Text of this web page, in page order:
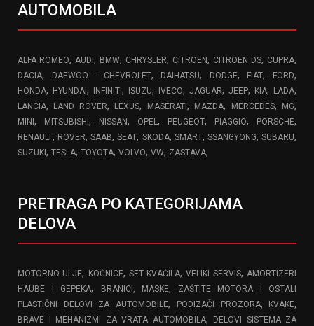
AUTOMOBILA
ALFA ROMEO, AUDI, BMW, CHRYSLER, CITROEN, CITROEN DS, CUPRA,
DACIA, DAEWOO - CHEVROLET, DAIHATSU, DODGE, FIAT, FORD,
HONDA, HYUNDAI, INFINITI, ISUZU, IVECO, JAGUAR, JEEP, KIA, LADA,
LANCIA, LAND ROVER, LEXUS, MASERATI, MAZDA, MERCEDES, MG,
MINI, MITSUBISHI, NISSAN, OPEL , PEUGEOT, PIAGGIO, PORSCHE,
RENAULT, ROVER,SAAB,SEAT, SKODA, SMART, SSANGYONG,SUBARU,
SUZUKI, TESLA, TOYOTA, VOLVO, VW, ZASTAVA,
PRETRAGA PO KATEGORIJAMA
DELOVA
MOTORNO ULJE, KOČNICE, SET KVAČILA,VELIKI SERVIS, AMORTIZERI
HAUBE I GEPEKA,
BRANICI, MASKE, ZAŠTITE MOTORA I OSTALI
PLASTIČNI DELOVI ZA AUTOMOBILE,
PODIZAČI PROZORA, KVAKE,
BRAVE I MEHANIZMI ZA VRATA AUTOMOBILA,
DELOVI SISTEMA ZA